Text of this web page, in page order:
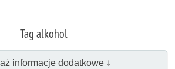
Tag alkohol
informacje dodatkowe ↓